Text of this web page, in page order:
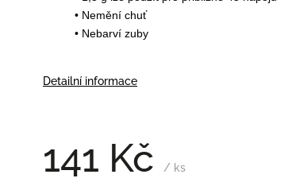
141 Kč / ks
• Nemění chuť
• Nebarví zuby
Detailní informace